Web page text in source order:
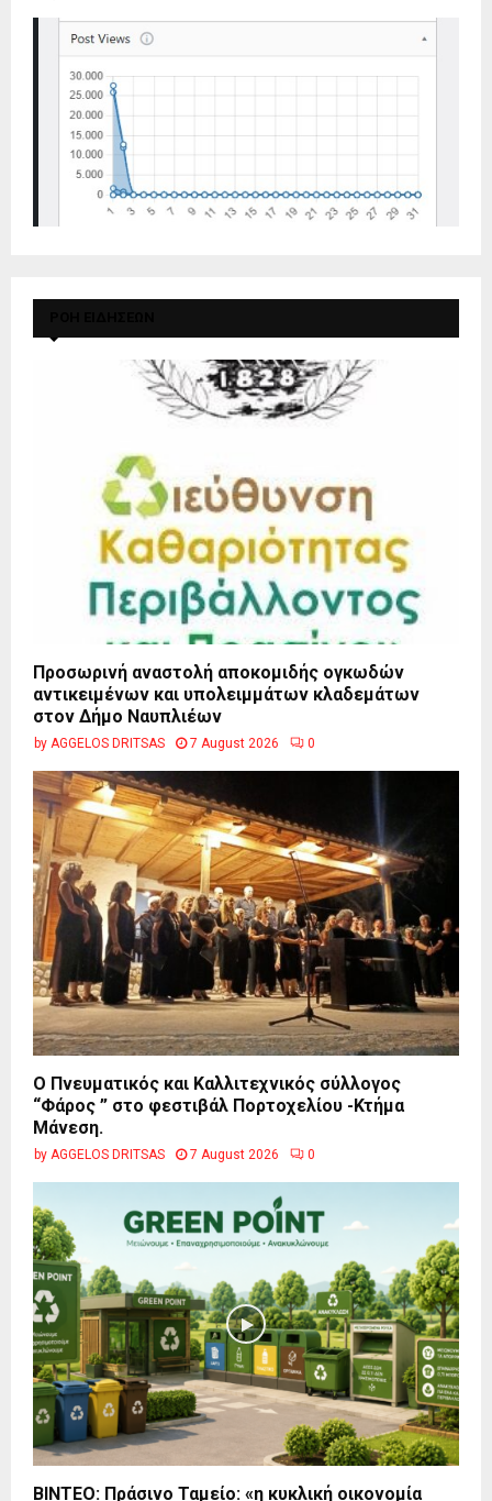
Προσωρινή αναστολή αποκομιδής ογκωδών
αντικειμένων και υπολειμμάτων κλαδεμάτων
στον Δήμο Ναυπλιέων
by AGGELOS DRITSAS 7 August 2026 0
Ο Πνευματικός και Καλλιτεχνικός σύλλογος
“Φάρος ” στο φεστιβάλ Πορτοχελίου -Κτήμα
Μάνεση.
by AGGELOS DRITSAS 7 August 2026 0
BINTEO: Πράσινο Ταμείο: «η κυκλική οικονομία